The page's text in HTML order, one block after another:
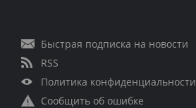
Быстрая подписка на новости
RSS
Политика конфиденциальности
Сообщить об ошибке